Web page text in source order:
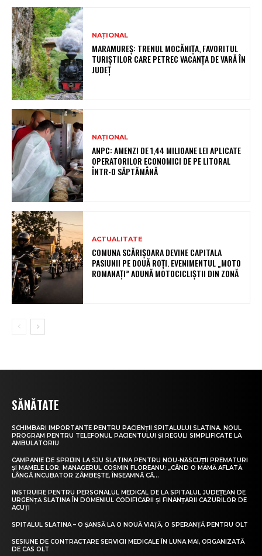
NAȚIONAL
MARAMUREȘ: TRENUL MOCĂNIȚA, FAVORITUL
TURIȘTILOR CARE PETREC VACANȚA DE VARĂ ÎN
JUDEȚ
NAȚIONAL
ANPC: AMENZI DE 1,44 MILIOANE LEI APLICATE
OPERATORILOR ECONOMICI DE PE LITORAL
ÎNTR-O SĂPTĂMÂNĂ
ACTUALITATE
COMUNA SCĂRIȘOARA DEVINE CAPITALA
PASIUNII PE DOUĂ ROȚI. EVENIMENTUL „MOTO
ROMANAȚI” ADUNĂ MOTOCICLIȘTII DIN ZONĂ
SĂNĂTATE
SCHIMBĂRI IMPORTANTE PENTRU PACIENȚII SPITALULUI SLATINA. NOUL
PROGRAM PENTRU TELEFONUL PACIENTULUI ȘI REGULI SIMPLIFICATE LA
AMBULATORIU
CAMPANIE DE SPRIJIN LA SJU SLATINA PENTRU NOU-NĂSCUȚII PREMATURI
ȘI MAMELE LOR. MANAGERUL COSMIN FLOREANU: „CÂND O MAMĂ AFLATĂ
LÂNGĂ INCUBATOR ZÂMBEȘTE, ÎNSEAMNĂ CĂ...
INSTRUIRE PENTRU PERSONALUL MEDICAL DE LA SPITALUL JUDEȚEAN DE
URGENȚĂ SLATINA ÎN DOMENIUL CODIFICĂRII ȘI FINANȚĂRII CAZURILOR DE
ACUȚI
SPITALUL SLATINA – O ȘANSĂ LA O NOUĂ VIAȚĂ, O SPERANȚĂ PENTRU OLT
SESIUNE DE CONTRACTARE SERVICII MEDICALE ÎN LUNA MAI, ORGANIZATĂ
DE CAS OLT